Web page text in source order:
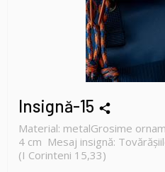
Insignă-15
Material: metalGrosime
4 cm Mesaj insignă:
(I Corinteni 15,33)